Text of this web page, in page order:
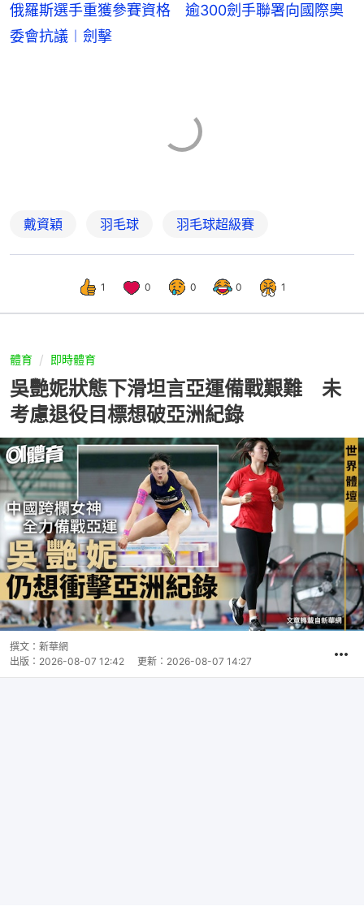
俄羅斯選手重獲參賽資格 逾300劍手聯署向國際奧
委會抗議︱劍擊
戴資穎 羽毛球 羽毛球超級賽
1 0 0 0 1
體育 即時體育
吳艷妮狀態下滑坦言亞運備戰艱難 未
考慮退役目標想破亞洲紀錄
撰文： 新華網
出版： 2026-08-07 12:42 更新： 2026-08-07 14:27